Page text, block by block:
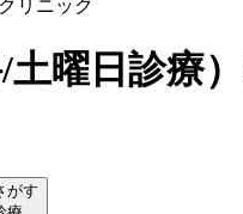
リニック
土曜日診療）
がす